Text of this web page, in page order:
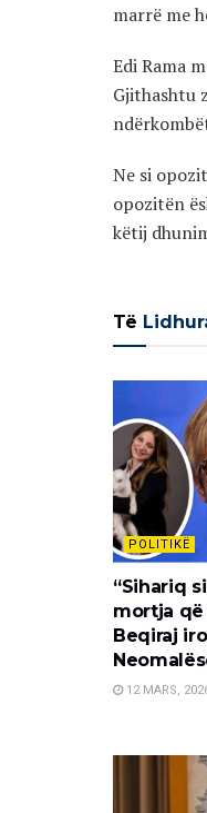
marrë me
Edi Rama
Gjithashtu
Ne si
opozitën
këtij
Të
POLITIKË
“Sihariq
mortja që
Beqiraj
12 MARS,